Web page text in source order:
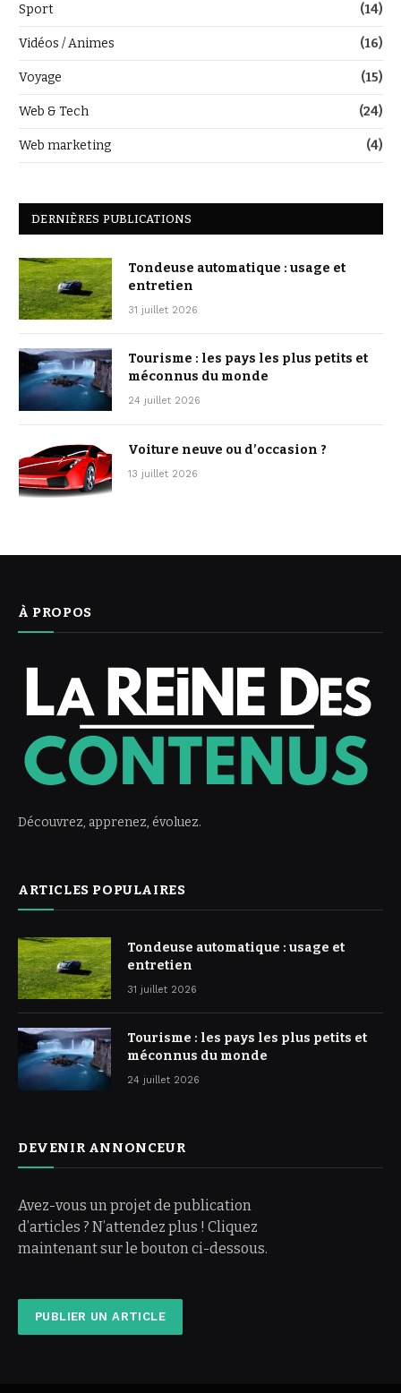
Sport (14)
Vidéos / Animes (16)
Voyage (15)
Web & Tech (24)
Web marketing (4)
DERNIÈRES PUBLICATIONS
Tondeuse automatique : usage et
entretien
31 juillet 2026
Tourisme : les pays les plus petits et
méconnus du monde
24 juillet 2026
Voiture neuve ou d’occasion ?
13 juillet 2026
À PROPOS
Découvrez, apprenez, évoluez.
ARTICLES POPULAIRES
Tondeuse automatique : usage et
entretien
31 juillet 2026
Tourisme : les pays les plus petits et
méconnus du monde
24 juillet 2026
DEVENIR ANNONCEUR
Avez-vous un projet de publication
d’articles ? N’attendez plus ! Cliquez
maintenant sur le bouton ci-dessous.
PUBLIER UN ARTICLE